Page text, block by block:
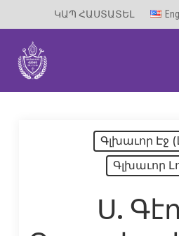
main
content
ԿԱՊ ՀԱՍՏԱՏԵԼ
Գլխաւոր Էջ
Գլխաւոր
Ս.